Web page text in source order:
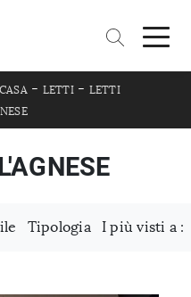
- LETTI- LETTI
Tipologia I più visti a :